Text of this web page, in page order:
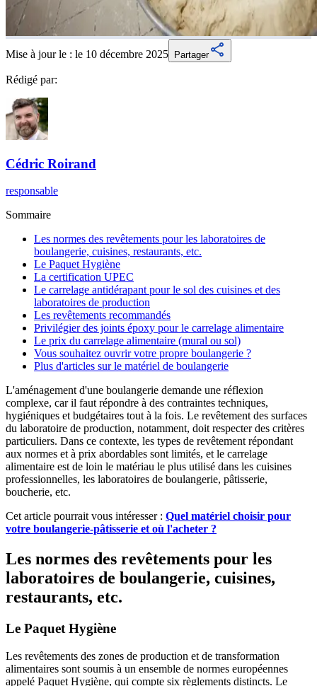
Mise à jour le : le 10 décembre 2025 Partager
Rédigé par:
Cédric Roirand
responsable
Sommaire
Les normes des revêtements pour les laboratoires de
boulangerie, cuisines, restaurants, etc.
Le Paquet Hygiène
La certification UPEC
Le carrelage antidérapant pour le sol des cuisines et des
laboratoires de production
Les revêtements recommandés
Privilégier des joints époxy pour le carrelage alimentaire
Le prix du carrelage alimentaire (mural ou sol)
Vous souhaitez ouvrir votre propre boulangerie ?
Plus d'articles sur le matériel de boulangerie
L'aménagement d'une boulangerie demande une réflexion
complexe, car il faut répondre à des contraintes techniques,
hygiéniques et budgétaires tout à la fois. Le revêtement des surfaces
du laboratoire de production, notamment, doit respecter des critères
particuliers. Dans ce contexte, les types de revêtement répondant
aux normes et à prix abordables sont limités, et le carrelage
alimentaire est de loin le matériau le plus utilisé dans les cuisines
professionnelles, les laboratoires de boulangerie, pâtisserie,
boucherie, etc.
Cet article pourrait vous intéresser : Quel matériel choisir pour
votre boulangerie-pâtisserie et où l'acheter ?
Les normes des revêtements pour les
laboratoires de boulangerie, cuisines,
restaurants, etc.
Le Paquet Hygiène
Les revêtements des zones de production et de transformation
alimentaires sont soumis à un ensemble de normes européennes
appelé Paquet Hygiène, qui compte six règlements distincts. Le